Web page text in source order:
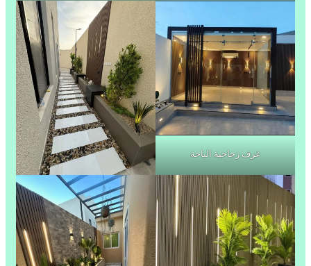
غرف زجاجية الباحة